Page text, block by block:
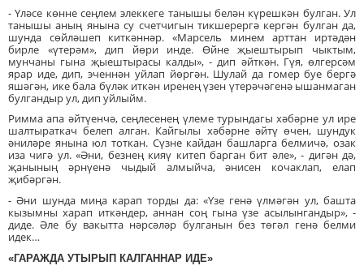
- Үләсе көнне сеңлем элеккеге танышы белән күрешкән булган. Ул
танышы аның янына су счетчигын тикшерергә кергән булган да,
шунда сөйләшеп киткәннәр. «Марсель минем арттан иртәдән
бирле «үтерәм», дип йөри инде. Өйне җыештырып чыктым,
мунчаны гына җыештырасы калды», - дип әйткән. Гүя, өлгерсәм
ярар иде, дип, эченнән уйлап йөргән. Шулай да гомер буе бергә
яшәгән, ике бала бүләк иткән иренең үзен үтерәчәгенә ышанмаган
булгандыр ул, дип уйлыйм.
Римма апа әйтүенчә, сеңлесенең үлеме турындагы хәбәрне ул ире
шалтыраткач белеп алган. Кайгылы хәбәрне әйтү өчен, шундук
әниләре янына юл тоткан. Сүзне кайдан башларга белмичә, озак
иза чигә ул. «Әни, безнең кияү китеп барган бит әле», - дигән дә,
җанының әрнүенә чыдый алмыйча, әнисен кочаклап, елап
җибәргән.
- Әни шунда миңа карап торды да: «Үзе генә үлмәгән ул, башта
кызымны харап иткәндер, аннан соң гына үзе асылынгандыр», -
диде. Әле бу вакытта нәрсәләр булганын без төгәл генә белми
идек…
«ГАРАЖДА УТЫРЫП КАЛГАННАР ИДЕ»